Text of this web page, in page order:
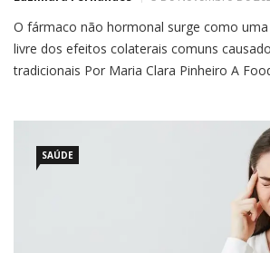
O fármaco não hormonal surge como
livre dos efeitos colaterais comuns
tradicionais Por Maria Clara Pinheiro A
SAÚDE